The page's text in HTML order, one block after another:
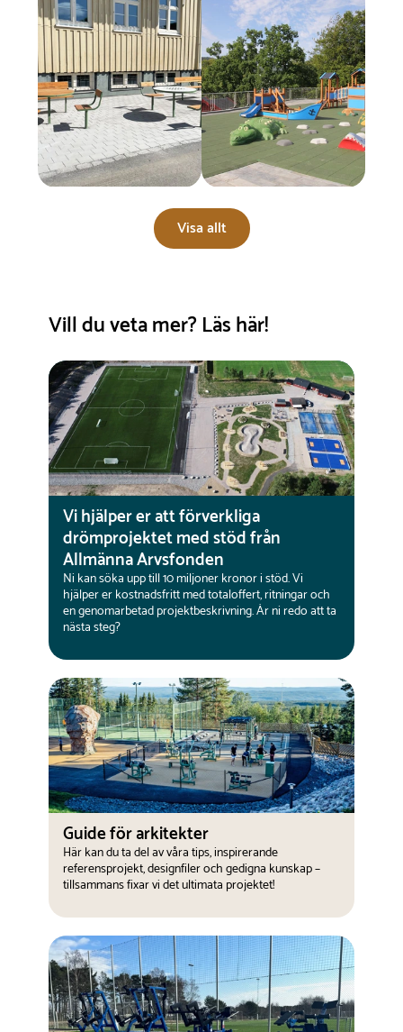
Visa allt
Vill du veta mer? Läs här!
Vi hjälper er att förverkliga
drömprojektet med stöd från
Allmänna Arvsfonden
Ni kan söka upp till 10 miljoner kronor i stöd. Vi
hjälper er kostnadsfritt med totaloffert, ritningar och
en genomarbetad projektbeskrivning. Är ni redo att ta
nästa steg?
Guide för arkitekter
Här kan du ta del av våra tips, inspirerande
referensprojekt, designfiler och gedigna kunskap –
tillsammans fixar vi det ultimata projektet!